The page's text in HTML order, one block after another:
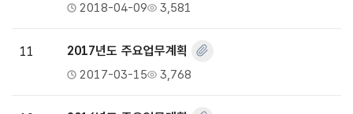
2018-04-09 3,581
11 2017년도 주요업무계획
2017-03-15 3,768